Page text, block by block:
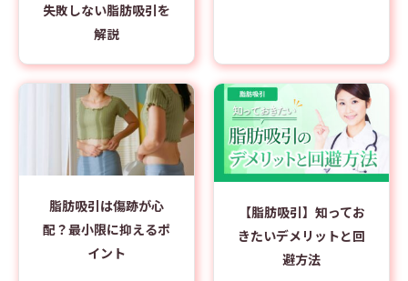
失敗しない脂肪吸引を
解説
脂肪吸引は傷跡が心
配？最小限に抑えるポ
イント
【脂肪吸引】知ってお
きたいデメリットと回
避方法